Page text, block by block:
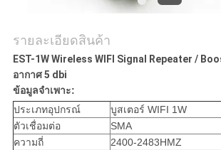
แผนผัง
เว็บไซต์
PRIVACY
POLICY
รายละเอียดสินค้า
EST-1W Wireless WIFI Signal Repeater /
อากาศ 5 dbi
ข้อมูลจำเพาะ:
ประเภทอุปกรณ์
บูสเตอร์ WIFI 1W
ตัวเชื่อมต่อ
SMA
ความถี่
2400-2483HMZ